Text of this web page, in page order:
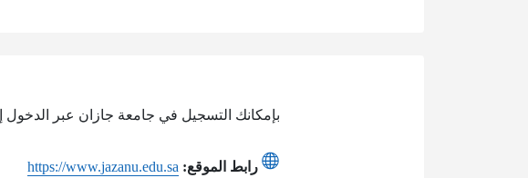
بإمكانك التسجيل في جامعة جازان عبر الدخول
رابط الموقع: https://www.jazanu.edu.sa